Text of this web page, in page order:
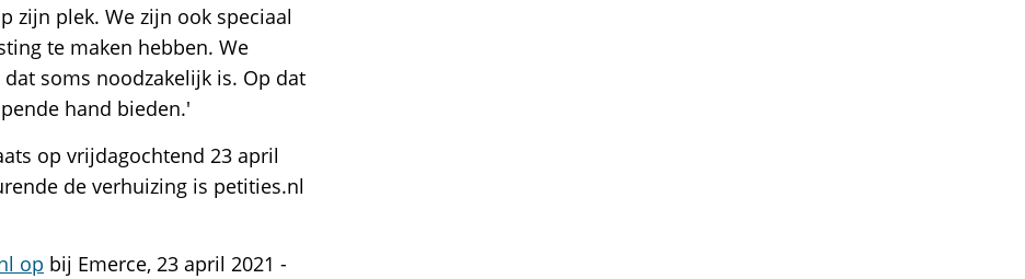
zijn plek. We zijn ook speciaal
te maken hebben. We
soms noodzakelijk is. Op dat
hand bieden.'
op vrijdagochtend 23 april
de verhuizing is petities.nl
op bij Emerce, 23 april 2021 -